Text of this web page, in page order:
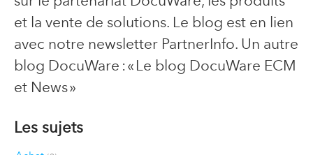
et la vente de solutions. Le blog est en lien
avec notre newsletter PartnerInfo. Un autre
blog DocuWare : « Le blog DocuWare ECM
et News »
Les sujets